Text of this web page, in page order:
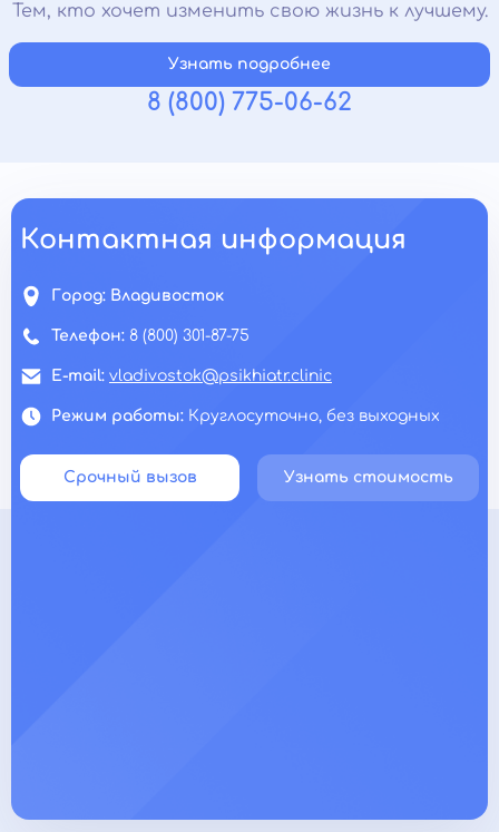
Тем, кто хочет изменить свою жизнь к лучшему.
Узнать подробнее
8 (800) 775-06-62
Контактная информация
Город: Владивосток
Телефон: 8 (800) 301-87-75
E-mail: vladivostok@psikhiatr.clinic
Режим работы: Круглосуточно, без выходных
Срочный вызов Узнать стоимость